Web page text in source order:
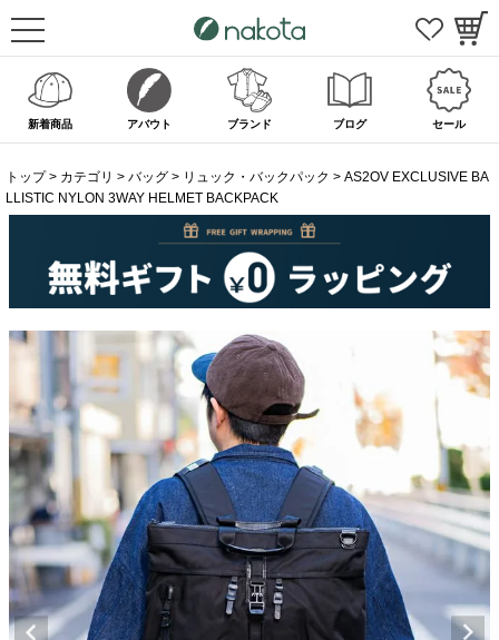
新着商品 アバウト ブランド ブログ セール
トップ カテゴリ バッグ リュック・バックパック
AS2OV EXCLUSIVE BA
LLISTIC NYLON 3WAY HELMET BACKPACK